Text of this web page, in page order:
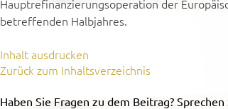
Hauptrefinanzierungsoperation der
betreffenden Halbjahres.
Inhalt ausdrucken
Zurück zum Inhaltsverzeichnis
Haben Sie Fragen zu dem Beitrag? Sprechen